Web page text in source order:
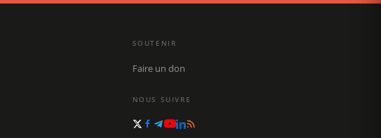
SOUTENIR
Faire un don
NOUS SUIVRE